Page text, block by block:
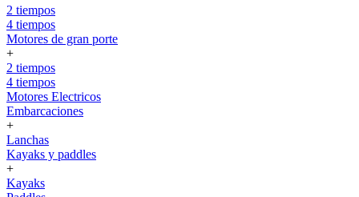
2 tiempos
4 tiempos
Motores de gran porte
+
2 tiempos
4 tiempos
Motores Electricos
Embarcaciones
+
Lanchas
Kayaks y paddles
+
Kayaks